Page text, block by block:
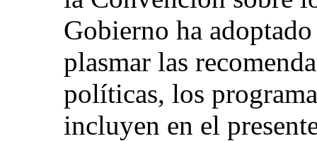
Gobierno ha
plasmar las
políticas, los
incluyen en el